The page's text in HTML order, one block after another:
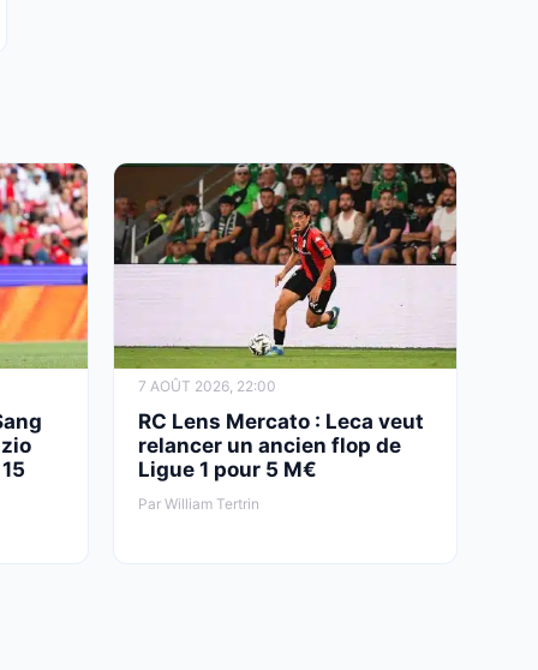
7 AOÛT 2026, 22:00
RC Lens Mercato : Leca veut
relancer un ancien flop de
Ligue 1 pour 5 M€
Par William Tertrin